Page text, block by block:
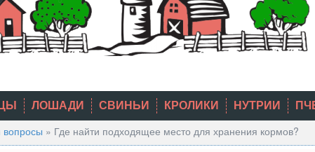
ЛОШАДИ СВИНЬИ КРОЛИКИ НУТРИИ
вопросы » Где найти подходящее место для хранения кормов?